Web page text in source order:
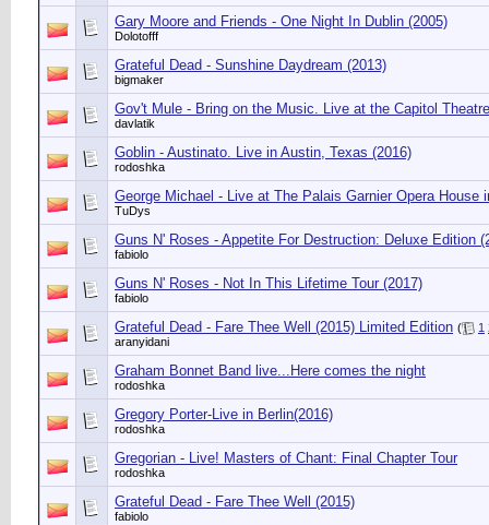
Gary Moore and Friends - One Night In Dublin (2005)
Dolotofff
Grateful Dead - Sunshine Daydream (2013)
bigmaker
Gov't Mule - Bring on the Music. Live at the Capitol
davlatik
Goblin - Austinato. Live in Austin, Texas (2016)
rodoshka
George Michael - Live at The Palais Garnier Opera House
TuDys
Guns N' Roses - Appetite For Destruction: Deluxe Edition
fabiolo
Guns N' Roses - Not In This Lifetime Tour (2017)
fabiolo
Grateful Dead - Fare Thee Well (2015) Limited Edition ( 1
aranyidani
Graham Bonnet Band live...Here comes the night
rodoshka
Gregory Porter-Live in Berlin(2016)
rodoshka
Gregorian - Live! Masters of Chant: Final Chapter Tour
rodoshka
Grateful Dead - Fare Thee Well (2015)
fabiolo